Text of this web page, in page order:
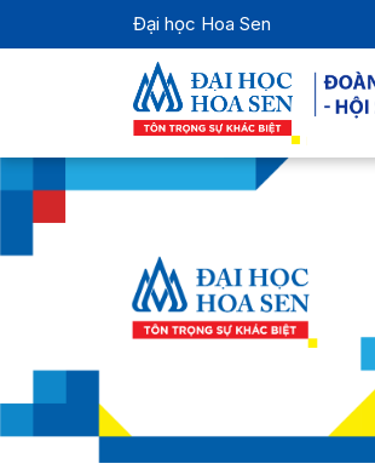
Đại học Hoa Sen